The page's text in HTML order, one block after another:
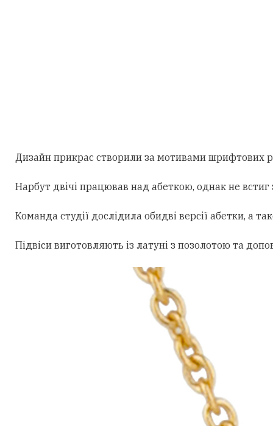
Дизайн прикрас створили за мотивами шрифтових
Нарбут двічі працював над абеткою, однак не
Команда студії дослідила обидві версії абетки, а
Підвіси виготовляють із латуні з позолотою та